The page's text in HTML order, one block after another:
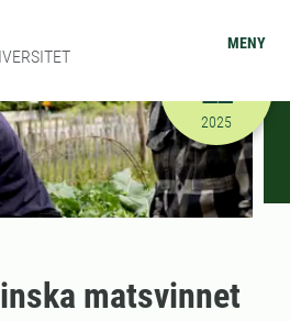
MENY
2025-10-
22
2025
matsvinnet